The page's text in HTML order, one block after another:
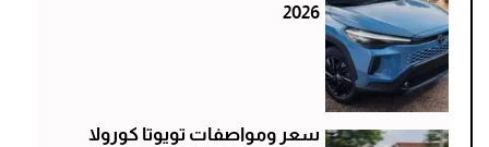
2026
سعر ومواصفات تويوتا كورولا